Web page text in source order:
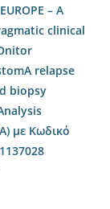
– A
clinical
relapse
biopsy
με Κωδικό